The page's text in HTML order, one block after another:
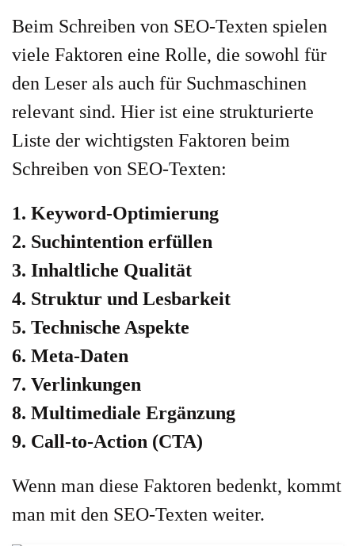
Beim Schreiben von SEO-Texten spielen
viele Faktoren eine Rolle, die sowohl für
den Leser als auch für Suchmaschinen
relevant sind. Hier ist eine strukturierte
Liste der wichtigsten Faktoren beim
Schreiben von SEO-Texten:
1. Keyword-Optimierung
2. Suchintention erfüllen
3. Inhaltliche Qualität
4. Struktur und Lesbarkeit
5. Technische Aspekte
6. Meta-Daten
7. Verlinkungen
8. Multimediale Ergänzung
9. Call-to-Action (CTA)
Wenn man diese Faktoren bedenkt, kommt
man mit den SEO-Texten weiter.